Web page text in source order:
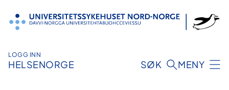
innhold
LOGG INN
HELSENORGE SØK MENY